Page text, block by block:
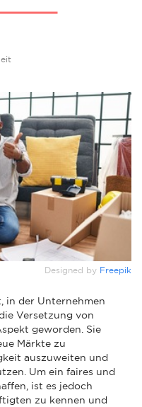
Designed by Freepik
in der Unternehmen
Versetzung von
geworden. Sie
Märkte zu
auszuweiten und
Um ein faires und
ist es jedoch
zu kennen und